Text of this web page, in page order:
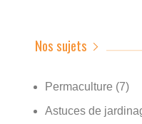
Nos sujets
Permaculture (7)
Astuces de